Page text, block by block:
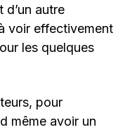
autre
voir effectivement
les quelques
pour
même avoir un